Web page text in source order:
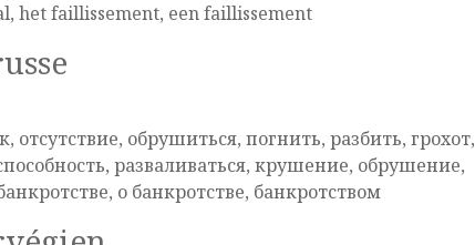
het faillissement, een faillissement
отсутствие, обрушиться, погнить, разбить, грохот,
разваливаться, крушение, обрушение,
о банкротстве, банкротством